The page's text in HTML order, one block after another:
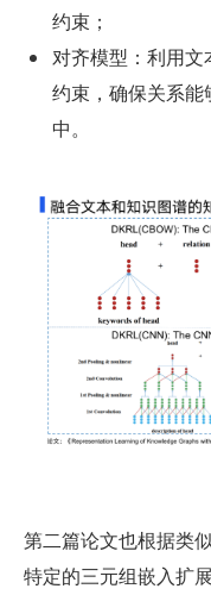
约束；
对齐模型：利用
约束，确保关系
中。
第二篇论文也根据类
特定的三元组嵌入扩